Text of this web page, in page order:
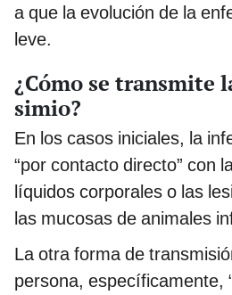
a que la evolución de la
leve.
¿Cómo se transmite
simio?
En los casos iniciales, la
“por contacto directo” con
líquidos corporales o las
las mucosas de animales
La otra forma de
persona, específicamente,